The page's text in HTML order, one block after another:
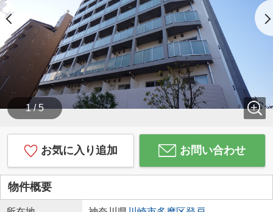
1 / 5
お気に入り追加 お問い合わせ
物件概要